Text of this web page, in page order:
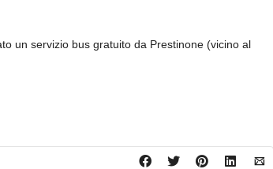
un servizio bus gratuito da Prestinone (vicino al